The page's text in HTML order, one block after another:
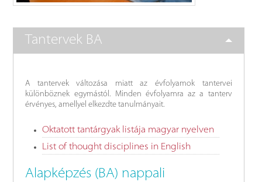
Tantervek BA
A tantervek változása miatt az évfolyamok tantervei
különböznek egymástól. Minden évfolyamra az a tanterv
érvényes, amellyel elkezdte tanulmányait.
Oktatott tantárgyak listája magyar nyelven
List of thought disciplines in English
Alapképzés (BA) nappali